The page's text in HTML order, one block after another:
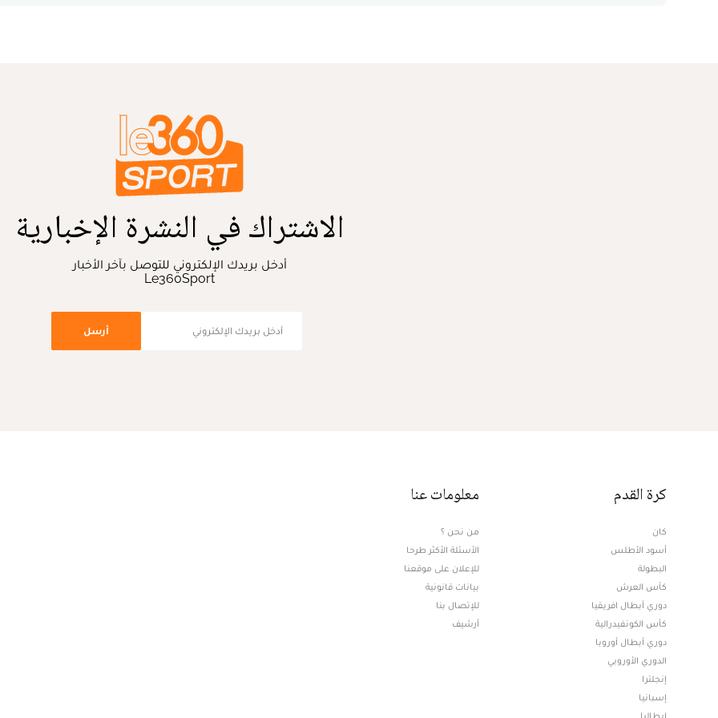
الاشتراك في النشرة الإخبارية
أدخل بريدك الإلكتروني للتوصل بآخر الأخبار
Le360Sport
أرسل
كرة القدم
كان
أسود الأطلس
البطولة
كأس العرش
دوري أبطال افريقيا
كأس الكونفيدرالية
دوري أبطال أوروبا
الدوري الأوروبي
إنجلترا
إسبانيا
إيطاليا
معلومات عنا
من نحن ؟
الأسئلة الأكثر طرحا
للإعلان على موقعنا
بيانات قانونية
للإتصال بنا
أرشيف